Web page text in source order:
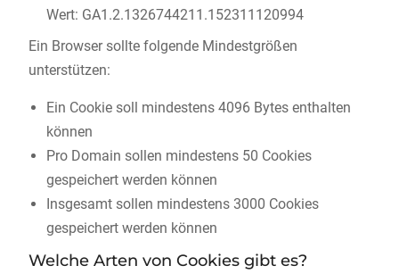
Wert: GA1.2.1326744211.152311120994
Ein Browser sollte folgende Mindestgrößen
unterstützen:
Ein Cookie soll mindestens 4096 Bytes enthalten
können
Pro Domain sollen mindestens 50 Cookies
gespeichert werden können
Insgesamt sollen mindestens 3000 Cookies
gespeichert werden können
Welche Arten von Cookies gibt es?